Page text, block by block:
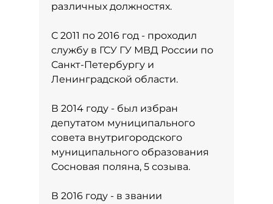
различных должностях.
С 2011 по 2016 год - проходил
службу в ГСУ ГУ МВД России по
Санкт-Петербургу и
Ленинградской области.
В 2014 году - был избран
депутатом муниципального
совета внутригородского
муниципального образования
Сосновая поляна, 5 созыва.
В 2016 году - в звании